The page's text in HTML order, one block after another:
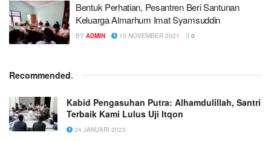
Bentuk Perhatian, Pesantren Beri Santunan
Keluarga Almarhum Imat Syamsuddin
BY ADMIN 10 NOVEMBER 2021 0
Recommended.
Kabid Pengasuhan Putra: Alhamdulillah, Santri
Terbaik Kami Lulus Uji Itqon
24 JANUARI 2023